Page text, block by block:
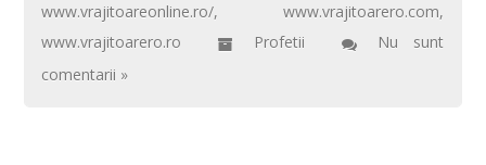
www.vrajitoareonline.ro/,www.vrajitoarero.com,
www.vrajitoarero.ro
Profetii
Nu sunt
comentarii »